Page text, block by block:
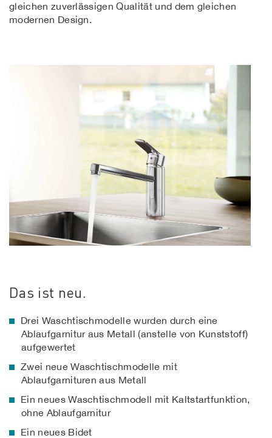
gleichen zuverlässigen Qualität und dem gleichen
modernen Design.
Das ist neu.
Drei Waschtischmodelle wurden durch eine
Ablaufgarnitur aus Metall (anstelle von Kunststoff)
aufgewertet
Zwei neue Waschtischmodelle mit
Ablaufgarnituren aus Metall
Ein neues Waschtischmodell mit Kaltstartfunktion,
ohne Ablaufgarnitur
Ein neues Bidet